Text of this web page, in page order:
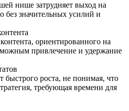
нише затрудняет выход на
без значительных усилий и
ориентированного на
привлечение и удержание
роста, не понимая, что
требующая времени для